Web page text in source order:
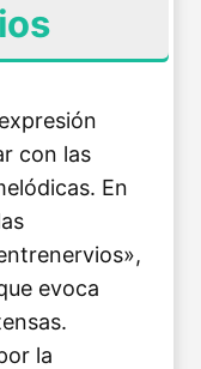
con las
En
evoca
la